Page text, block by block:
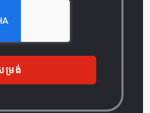
ម្រង់